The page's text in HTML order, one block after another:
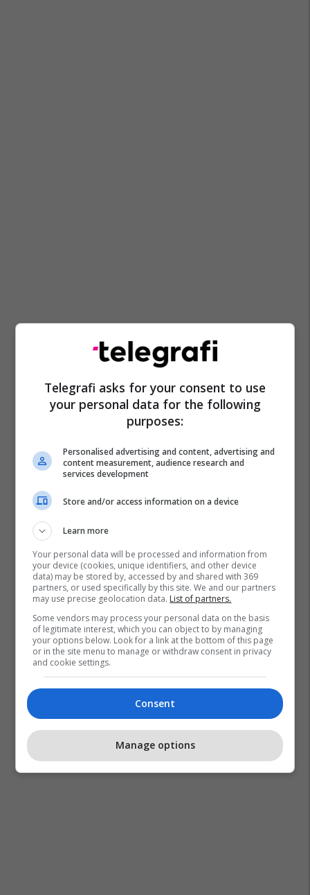
Telegrafi asks for your consent to use
your personal data for the following
purposes:
Personalised advertising and content, advertising and
content measurement, audience research and
services development
Store and/or access information on a device
Learn more
Your personal data will be processed and information from
your device (cookies, unique identifiers, and other device
data) may be stored by, accessed by and shared with 369
partners, or used specifically by this site. We and our partners
may use precise geolocation data. List of partners.
Some vendors may process your personal data on the basis
of legitimate interest, which you can object to by managing
your options below. Look for a link at the bottom of this page
or in the site menu to manage or withdraw consent in privacy
and cookie settings.
Consent
Manage options